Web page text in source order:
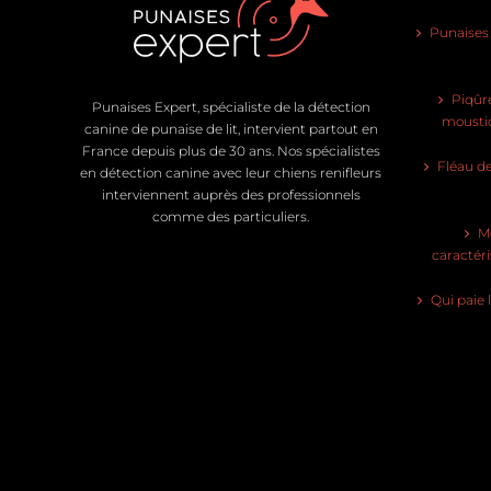
Punaises Expert, spécialiste de la détection
canine de punaise de lit, intervient partout en
France depuis plus de 30 ans. Nos spécialistes
en détection canine avec leur chiens renifleurs
interviennent auprès des professionnels
comme des particuliers.
Fléau
Qui paie